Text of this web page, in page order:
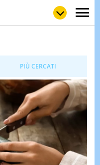
WOW
STORIE
VIDEO
& TV
PIÙ CERCATI